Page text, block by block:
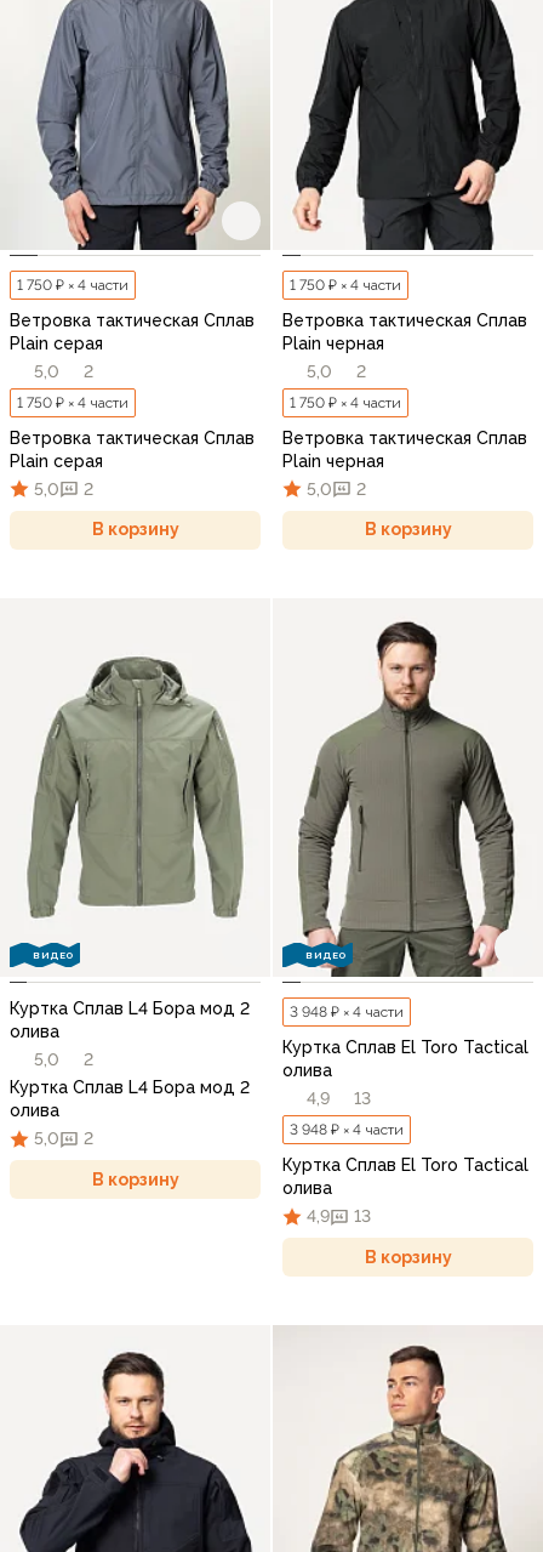
1 750 ₽ × 4 части
Ветровка тактическая Сплав
Plain серая
5,0
2
1 750 ₽ × 4 части
Ветровка тактическая Сплав
Plain серая
5,0
2
В корзину
1 750 ₽ × 4 части
Ветровка тактическая Сплав
Plain черная
5,0
2
1 750 ₽ × 4 части
Ветровка тактическая Сплав
Plain черная
5,0
2
В корзину
ВИДЕО
Куртка Сплав L4 Бора мод 2
олива
5,0
2
Куртка Сплав L4 Бора мод 2
олива
5,0
2
В корзину
ВИДЕО
3 948 ₽ × 4 части
Куртка Сплав El Toro Tactical
олива
4,9
13
3 948 ₽ × 4 части
Куртка Сплав El Toro Tactical
олива
4,9
13
В корзину